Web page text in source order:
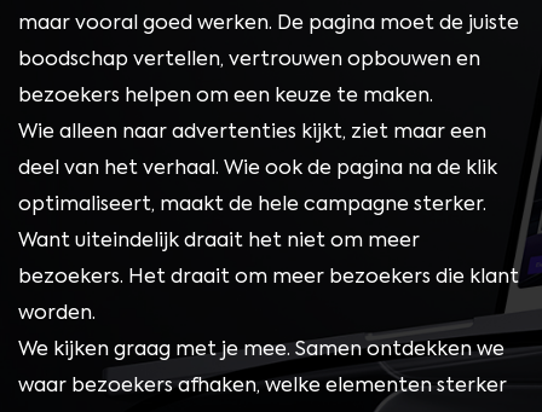
maar vooral goed werken. De pagina moet de juiste
boodschap vertellen, vertrouwen opbouwen en
bezoekers helpen om een keuze te maken.
Wie alleen naar advertenties kijkt, ziet maar een
deel van het verhaal. Wie ook de pagina na de klik
optimaliseert, maakt de hele campagne sterker.
Want uiteindelijk draait het niet om meer
bezoekers. Het draait om meer bezoekers die klant
worden.
We kijken graag met je mee. Samen ontdekken we
waar bezoekers afhaken, welke elementen sterker